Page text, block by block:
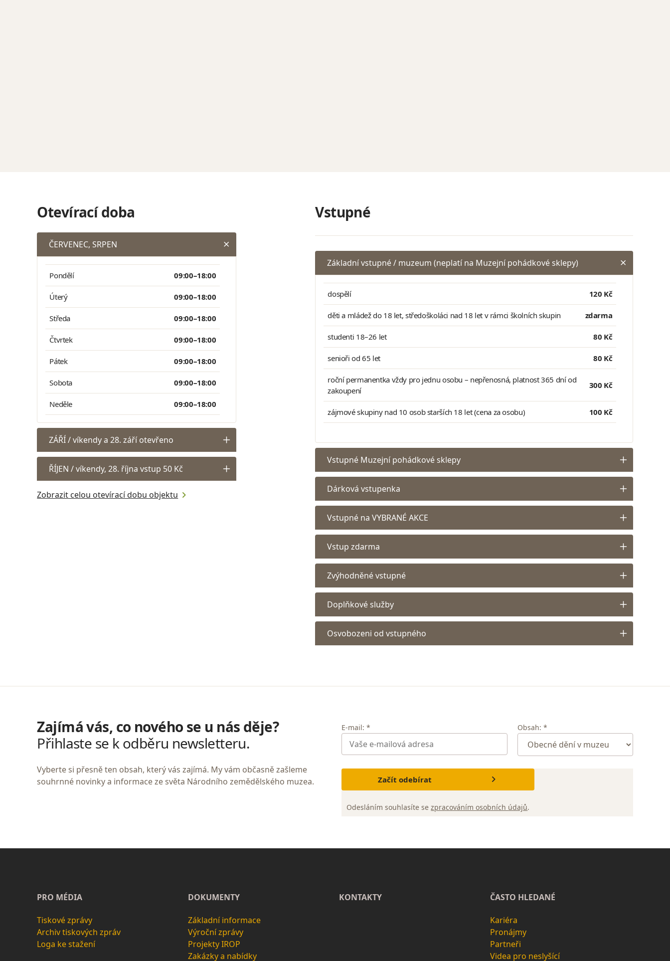
Otevírací doba
ČERVENEC, SRPEN
Pondělí 09:00–18:00
Úterý 09:00–18:00
Středa 09:00–18:00
Čtvrtek 09:00–18:00
Pátek 09:00–18:00
Sobota 09:00–18:00
Neděle 09:00–18:00
ZÁŘÍ / víkendy a 28. září otevřeno
ŘÍJEN / víkendy, 28. října vstup 50 Kč
Zobrazit celou otevírací dobu objektu
Vstupné
Základní vstupné / muzeum (neplatí na Muzejní pohádkové sklepy)
dospělí 120 Kč
děti a mládež do 18 let, středoškoláci nad 18 let v rámci školních skupin zdarma
studenti 18–26 let 80 Kč
senioři od 65 let 80 Kč
roční permanentka vždy pro jednu osobu – nepřenosná, platnost 365 dní od
zakoupení
300 Kč
zájmové skupiny nad 10 osob starších 18 let (cena za osobu) 100 Kč
Vstupné Muzejní pohádkové sklepy
Dárková vstupenka
Vstupné na VYBRANÉ AKCE
Vstup zdarma
Zvýhodněné vstupné
Doplňkové služby
Osvobozeni od vstupného
Zajímá vás, co nového se u nás děje?
Přihlaste se k odběru newsletteru.
Vyberte si přesně ten obsah, který vás zajímá. My vám občasně zašleme
souhrnné novinky a informace ze světa Národního zemědělského muzea.
E-mail: * Obsah: *
Začít odebírat
Odesláním souhlasíte sezpracováním osobních údajů.
PRO MÉDIA
Tiskové zprávy
Archiv tiskových zpráv
Loga ke stažení
DOKUMENTY
Základní informace
Výroční zprávy
Projekty IROP
Zakázky a nabídky
KONTAKTY ČASTO HLEDANÉ
Kariéra
Pronájmy
Partneři
Videa pro neslyšící